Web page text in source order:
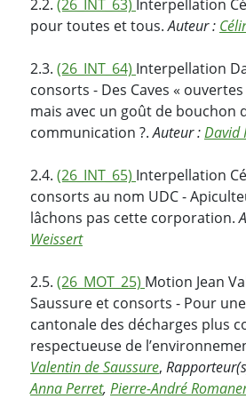
2.2. (26_INT_63) Interpellation
pour toutes et tous.Auteur :
2.3. (26_INT_64) Interpellation
consorts - Des Caves «
mais avec un goût de bouchon
communication ?.Auteur :David
2.4. (26_INT_65) Interpellation
consorts au nom UDC -
lâchons pas cette corporation.
Weissert
2.5. (26_MOT_25) Motion Jean
Saussure et consorts - Pour
cantonale des décharges plus
respectueuse de
Valentin de Saussure,
Anna Perret, Pierre-André